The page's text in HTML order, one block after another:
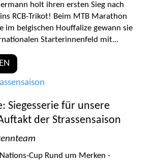
holt ihren ersten Sieg nach
RCB-Trikot! Beim MTB Marathon
im belgischen Houffalize gewann sie
Starterinnenfeld mit...
Siegesserie für unsere
der Strassensaison
Cup Rund um Merken -